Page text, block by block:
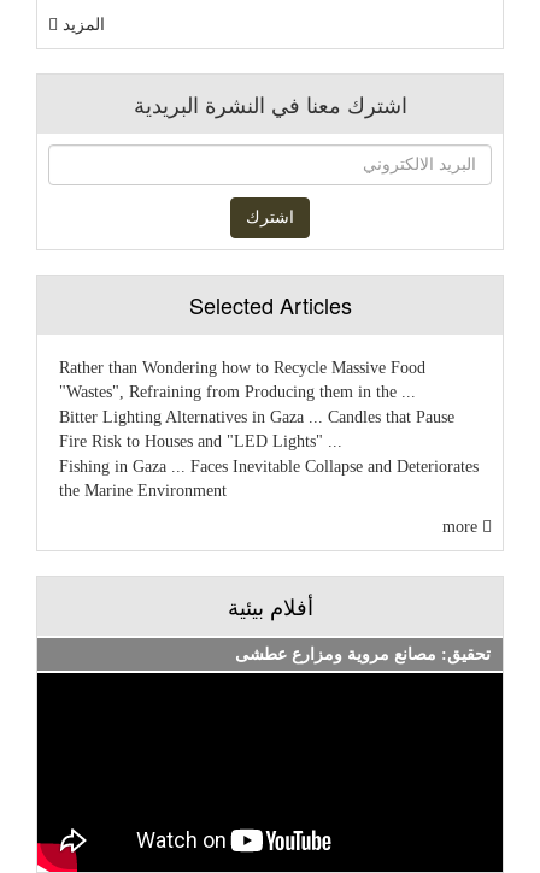
المزيد
اشترك معنا في النشرة البريدية
Selected Articles
Rather than Wondering how to Recycle Massive Food
"Wastes", Refraining from Producing them in the ...
Bitter Lighting Alternatives in Gaza ... Candles that Pause
Fire Risk to Houses and "LED Lights" ...
Fishing in Gaza ... Faces Inevitable Collapse and Deteriorates
the Marine Environment
أفلام بيئية
تحقيق: مصانع مروية ومزارع عطشى